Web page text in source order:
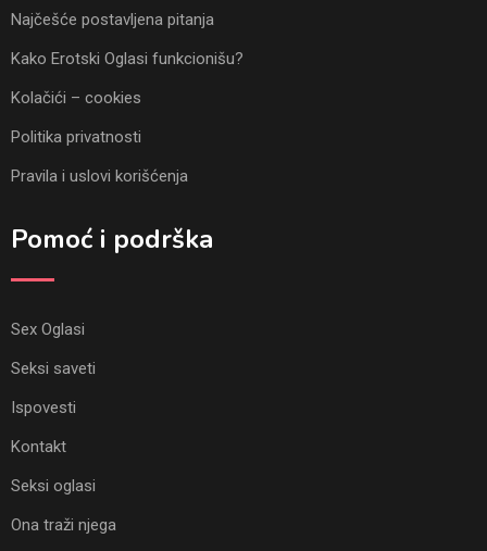
Najčešće postavljena pitanja
Kako Erotski Oglasi funkcionišu?
Kolačići – cookies
Politika privatnosti
Pravila i uslovi korišćenja
Pomoć i podrška
Sex Oglasi
Seksi saveti
Ispovesti
Kontakt
Seksi oglasi
Ona traži njega